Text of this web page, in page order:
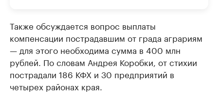
Также обсуждается вопрос выплаты
компенсации пострадавшим от града аграриям
— для этого необходима сумма в 400 млн
рублей. По словам Андрея Коробки, от стихии
пострадали 186 КФХ и 30 предприятий в
четырех районах края.